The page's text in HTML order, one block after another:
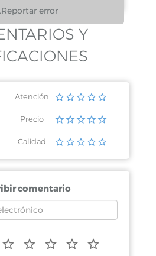
Reportar error
Y
Atención
Precio
Calidad
comentario